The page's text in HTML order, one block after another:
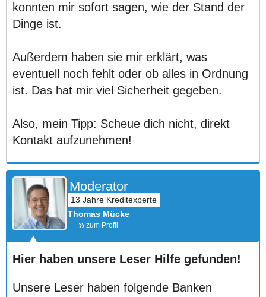
konnten mir sofort sagen, wie der Stand der
Dinge ist.
Außerdem haben sie mir erklärt, was
eventuell noch fehlt oder ob alles in Ordnung
ist. Das hat mir viel Sicherheit gegeben.
Also, mein Tipp: Scheue dich nicht, direkt
Kontakt aufzunehmen!
Moderator
Thomas Mücke
zum Profil
Hier haben unsere Leser Hilfe gefunden!
Unsere Leser haben folgende Banken